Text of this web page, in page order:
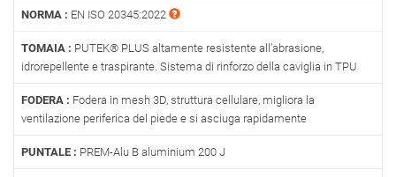
NORMA : EN ISO 20345:2022
TOMAIA : PUTEK® PLUS altamente resistente all’abrasione,
idrorepellente e traspirante. Sistema di rinforzo della caviglia in TPU
FODERA : Fodera in mesh 3D, struttura cellulare, migliora la
ventilazione periferica del piede e si asciuga rapidamente
PUNTALE : PREM-Alu B aluminium 200 J